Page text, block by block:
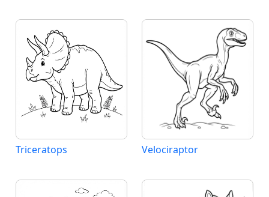
Triceratops Velociraptor